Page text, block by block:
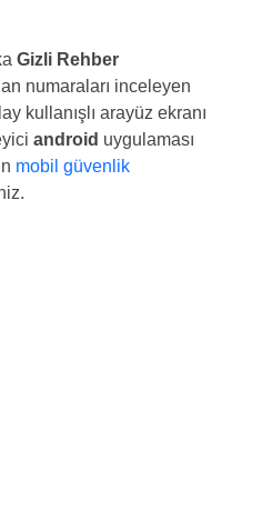
Gizli Rehber
numaraları inceleyen
kullanışlı arayüz ekranı
android uygulaması
mobil güvenlik